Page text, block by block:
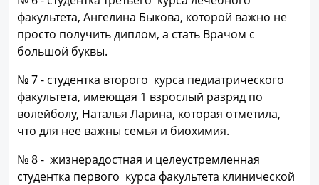
факультета, Ангелина Быкова, которой важно не
просто получить диплом, а стать Врачом с
большой буквы.
№ 7 - студентка второго курса педиатрического
факультета, имеющая 1 взрослый разряд по
волейболу, Наталья Ларина, которая отметила,
что для нее важны семья и биохимия.
№ 8 - жизнерадостная и целеустремленная
студентка первого курса факультета клинической